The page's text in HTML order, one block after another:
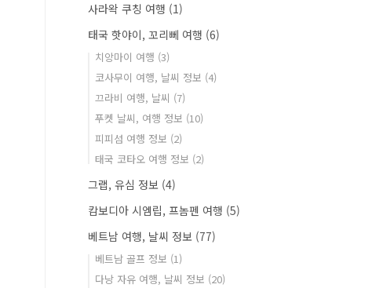
사라왁 쿠칭 여행 (1)
태국 핫야이, 꼬리뻬 여행 (6)
치앙마이 여행 (3)
코사무이 여행, 날씨 정보 (4)
끄라비 여행, 날씨 (7)
푸켓 날씨, 여행 정보 (10)
피피섬 여행 정보 (2)
태국 코타오 여행 정보 (2)
그랩, 유심 정보 (4)
캄보디아 시엠립, 프놈펜 여행 (5)
베트남 여행, 날씨 정보 (77)
베트남 골프 정보 (1)
다낭 자유 여행, 날씨 정보 (20)